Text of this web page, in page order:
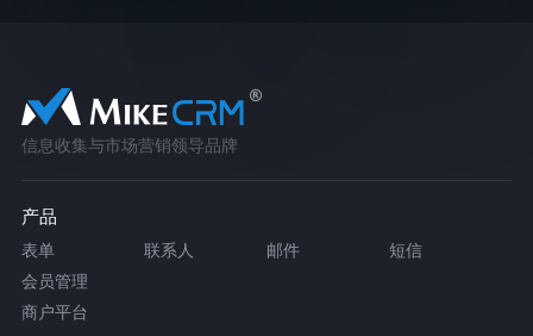
信息收集与市场营销领导品牌
产品
表单 联系人 邮件
短信
会员管理
商户平台